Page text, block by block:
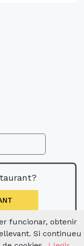
funcionar, obtenir
Si continueu